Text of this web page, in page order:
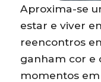
Aproxima-se
estar e viver
reencontros
ganham cor e
momentos